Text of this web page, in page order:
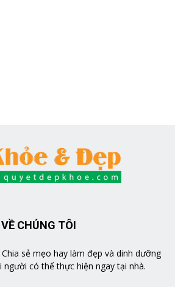
VỀ CHÚNG TÔI
sẻ mẹo hay làm đẹp và dinh dưỡng
người có thể thực hiện ngay tại nhà.